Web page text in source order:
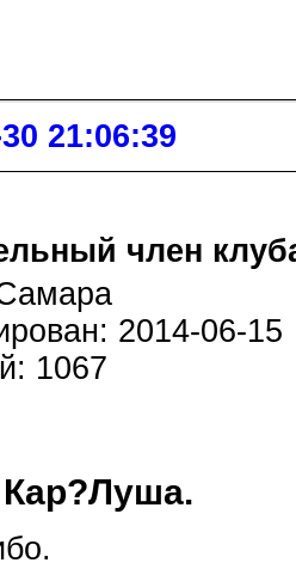
21:06:39
член
2014-06-15
1067